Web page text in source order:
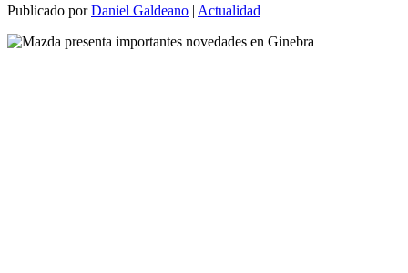
Publicado porDaniel Galdeano | Actualidad